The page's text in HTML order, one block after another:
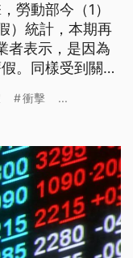
勞動部今（1）
）統計，本期再
者表示，是因為
。同樣受到關稅
衝擊 ...